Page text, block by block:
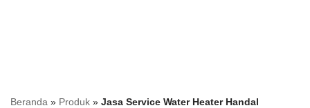
Beranda » Produk » Jasa Service Water Heater Handal